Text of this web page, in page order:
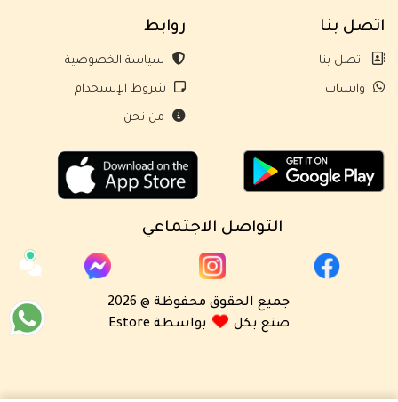
اتصل بنا
اتصل بنا
واتساب
روابط
سياسة الخصوصية
شروط الإستخدام
من نحن
التواصل الاجتماعي
جميع الحقوق محفوظة @ 2026
صنع بكل
بواسطة Estore